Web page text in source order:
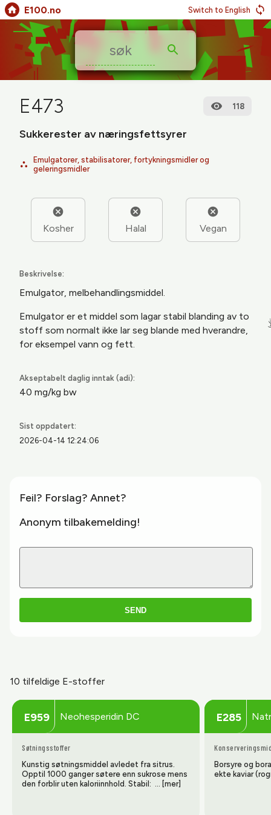
E100.no Switch to English
E473 118
Sukkerester av næringsfettsyrer
Emulgatorer, stabilisatorer, fortykningsmidler og
geleringsmidler
Kosher Halal Vegan
Beskrivelse:
Emulgator, melbehandlingsmiddel.
Emulgator er et middel som lagar stabil blanding av to
stoff som normalt ikke lar seg blande med hverandre,
for eksempel vann og fett.
Akseptabelt daglig inntak (adi):
40 mg/kg bw
Sist oppdatert:
2026-04-14 12:24:06
Feil? Forslag? Annet?
Anonym tilbakemelding!
SEND
10 tilfeldige E-stoffer
E959 Neohesperidin DC
Søtningsstoffer
Kunstig søtningsmiddel avledet fra sitrus.
Opptil 1000 ganger søtere enn sukrose mens
den forblir uten kaloriinnhold. Stabil: … [mer]
E285
Borsyre og
ekte kaviar